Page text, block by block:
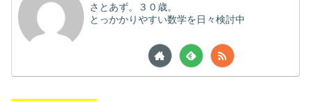
さとあず。３０歳。
とっかかりやすい数学を日々検討中